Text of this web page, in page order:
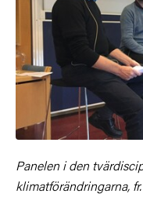
Panelen i den
klimatförändringarna,